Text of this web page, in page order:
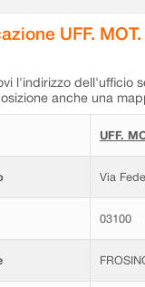
UFF.
l'indirizzo dell'ufficio
anche una
UFF.
Via
03100